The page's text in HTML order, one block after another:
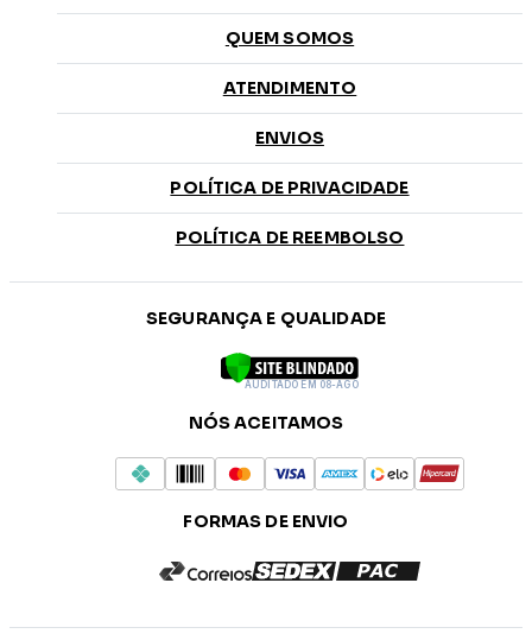
QUEM SOMOS
ATENDIMENTO
ENVIOS
POLÍTICA DE PRIVACIDADE
POLÍTICA DE REEMBOLSO
SEGURANÇA E QUALIDADE
AUDITADO EM 08-AGO
NÓS ACEITAMOS
FORMAS DE ENVIO